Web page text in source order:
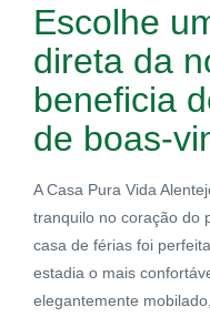
Escolhe
direta da
beneficia
de boas-
A Casa Pura Vida
tranquilo no coração do
casa de férias foi
estadia o mais
elegantemente